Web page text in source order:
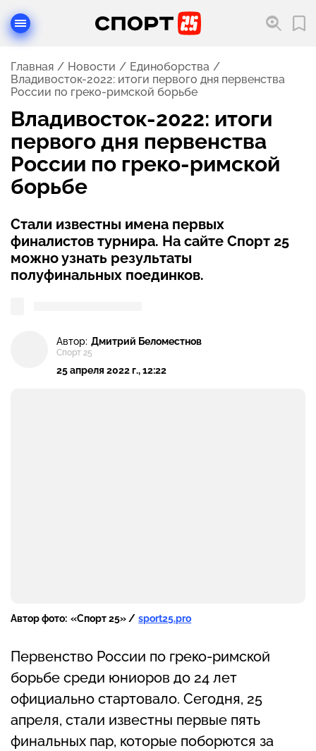
Главная Новости
Единоборства
Владивосток-2022: итоги первого дня первенства
России по греко-римской борьбе
Владивосток-2022: итоги
первого дня первенства
России по греко-римской
борьбе
Стали известны имена первых
финалистов турнира. На сайте Спорт 25
можно узнать результаты
полуфинальных поединков.
Автор: Дмитрий Беломестнов
Спорт 25
25 апреля 2022 г., 12:22
Автор фото: «Спорт 25» / sport25.pro
Первенство России по греко-римской
борьбе среди юниоров до 24 лет
официально стартовало. Сегодня, 25
апреля, стали известны первые пять
финальных пар, которые поборются за